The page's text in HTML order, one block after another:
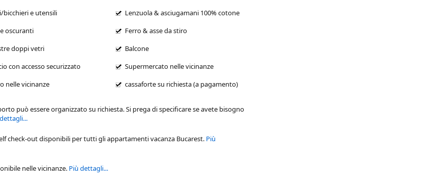
bicchieri e utensili
Lenzuola & asciugamani 100% cotone
oscuranti
Ferro & asse da stiro
doppi vetri
Balcone
con accesso securizzato
Supermercato nelle vicinanze
nelle vicinanze cassaforte su richiesta (a pagamento)
può essere organizzato su richiesta. Si prega di specificare se avete bisogno
check-out disponibili per tutti gliappartamenti vacanza Bucarest. Più
nelle vicinanze. Più dettagli...